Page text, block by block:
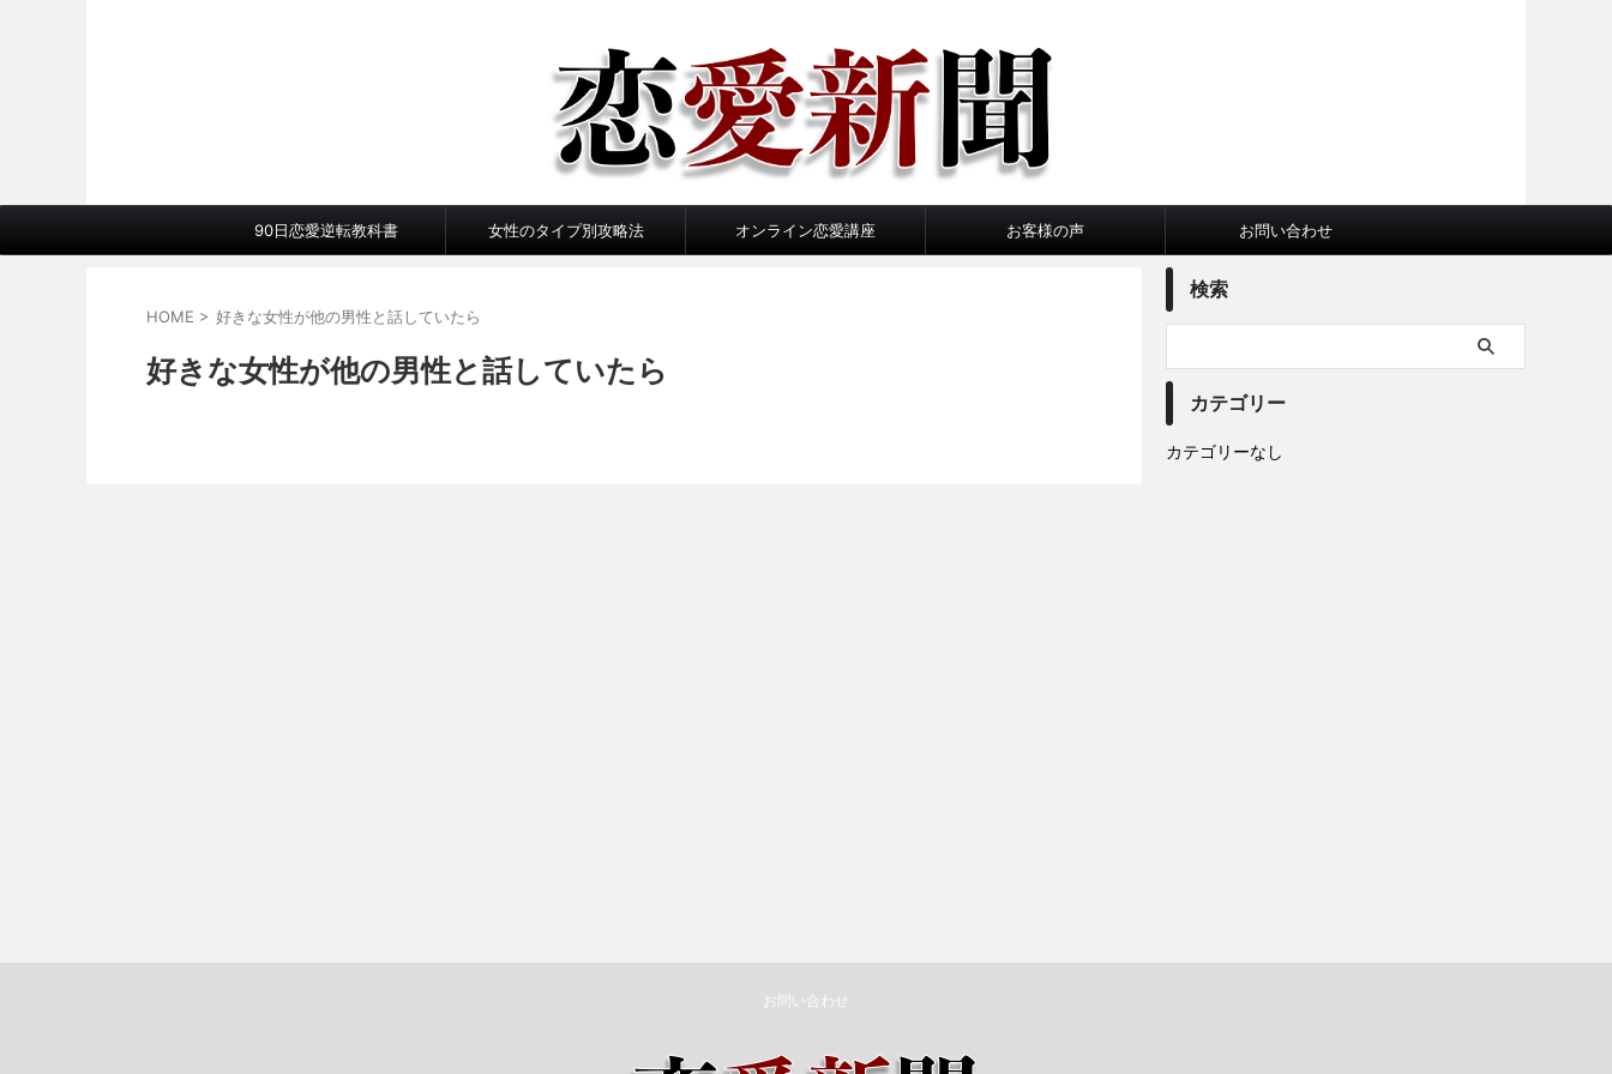
90日恋愛逆転教科書 女性のタイプ別攻略法 オンライン恋愛講座 お客様の声 お問い合わせ
HOME > 好きな女性が他の男性と話していたら
好きな女性が他の男性と話していたら
検索
カテゴリー
カテゴリーなし
お問い合わせ